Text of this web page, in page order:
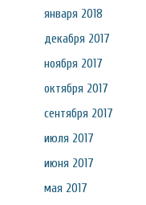
января 2018
декабря 2017
ноября 2017
октября 2017
сентября 2017
июля 2017
июня 2017
мая 2017